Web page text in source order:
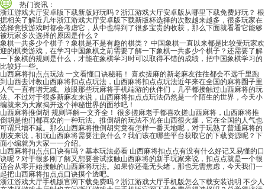
热门资讯：
浙江游戏大厅安卓版下载新版好玩吗？浙江游戏大厅安卓版从哪里下载免费好玩？ 根
据相关了解近几年浙江游戏大厅安卓版下载新版杯选择的次数越来越多，很多玩家在
选择竞技游戏时都会考虑它，从中也得到了很多宝贵的收获，那么下面就看看它能够
被玩家多次选择的原因是什么？
象棋一共多少个棋子？象棋是不是有趣的棋类？ 中国象棋一直以来都是比较受玩家欢
迎的棋类游戏，在学习中国象棋之前需要了解一下象棋一共多少个棋子？还需要了解
一下象棋的规则是什么，才能在象棋学习时可以取得不错的成绩，把中国象棋学习的
比较好一些。
山西麻将扣点点玩法 一文看懂口诀秘籍！ 喜欢搓麻的新老麻友往往都会不远千里跑
到山西去讨教山西麻将扣点点玩法，山西麻将扣点点玩法近年来在全国的麻将圈子里
人气一直有增无减。放眼那些玩麻将手机端游的伙伴们，几乎都接触过山西麻将的玩
法。不过对于很多新麻友来说，山西麻将扣点点玩法仍然是一个陌生的世界，今天小
编就来为大家揭开这个神秘世界的面纱吧！
山西麻将推倒胡 规则详解一文齐全！ 很多搓麻老手都喜欢搓山西麻将，山西麻将推
倒胡是他们都喜欢的一种玩法。推倒胡的玩法不光在山西很火爆，它在全国的人气也
可谓只增不减。那么山西麻将推倒胡究竟有怎样一番天地呢，对于玩熟了普通麻将的
朋友来说，初玩山西麻将需要注意什么？我们该在哪些平台获取它的下载资源呢？下
面小编就为大家一一介绍。
山西麻将扣点点口诀有吗？基本玩法必看 山西麻将扣点点有没有什么好记又易懂的口
诀呢？对于很多刚了解又想要尝试接触山西麻将的新手玩家来说，扣点点就是一个很
适合从零开始接触的山西麻将玩法。如果你还毫无头绪，那也无需焦虑，今天我们一
起把山西麻将扣点点口诀摸个透吧。
浙江游戏大厅手机版官网下载免费吗？浙江游戏大厅手机版怎么下载安装说明 不少人